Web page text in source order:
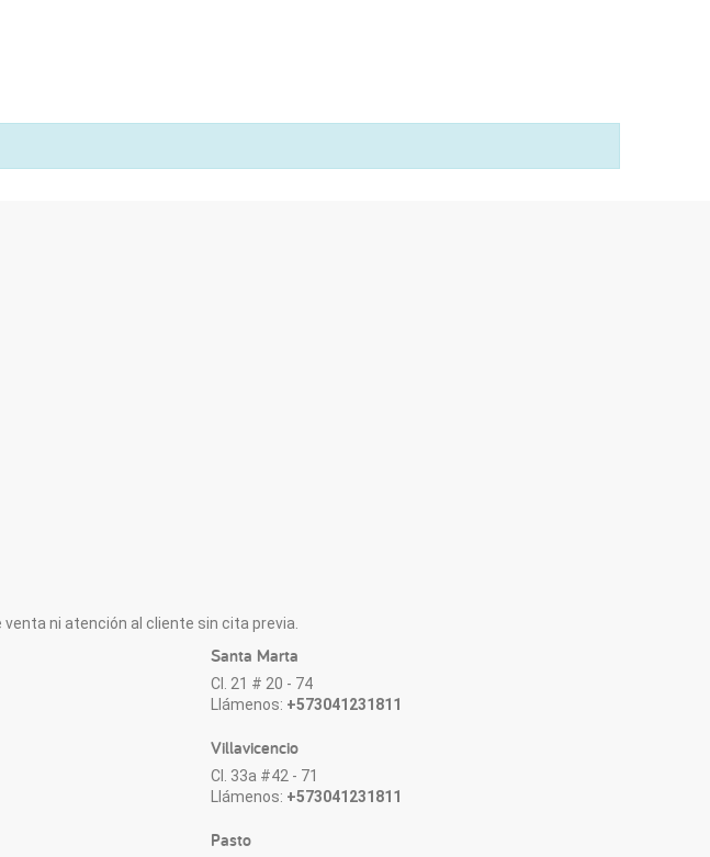
ni atención al cliente sin cita previa.
Santa Marta
Cl. 21 # 20 - 74
Llámenos: +573041231811
Villavicencio
Cl. 33a #42 - 71
Llámenos: +573041231811
Pasto